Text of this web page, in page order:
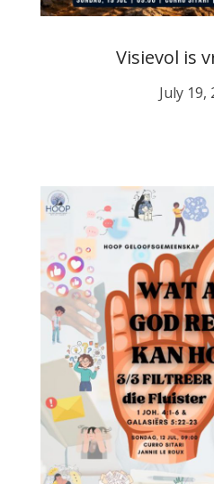
Visievol is
July 19,